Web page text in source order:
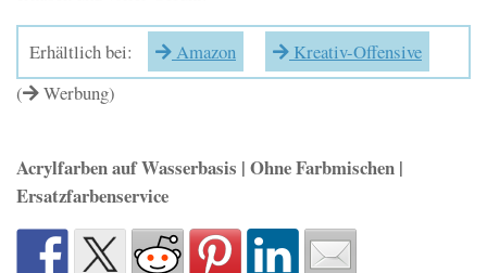
Erhältlich bei: Amazon
Kreativ-Offensive
(
Werbung)
Acrylfarben auf Wasserbasis | Ohne Farbmischen |
Ersatzfarbenservice